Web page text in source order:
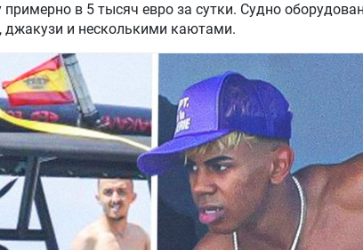
примерно в 5 тысяч евро за сутки. Судно
джакузи и несколькими каютами.